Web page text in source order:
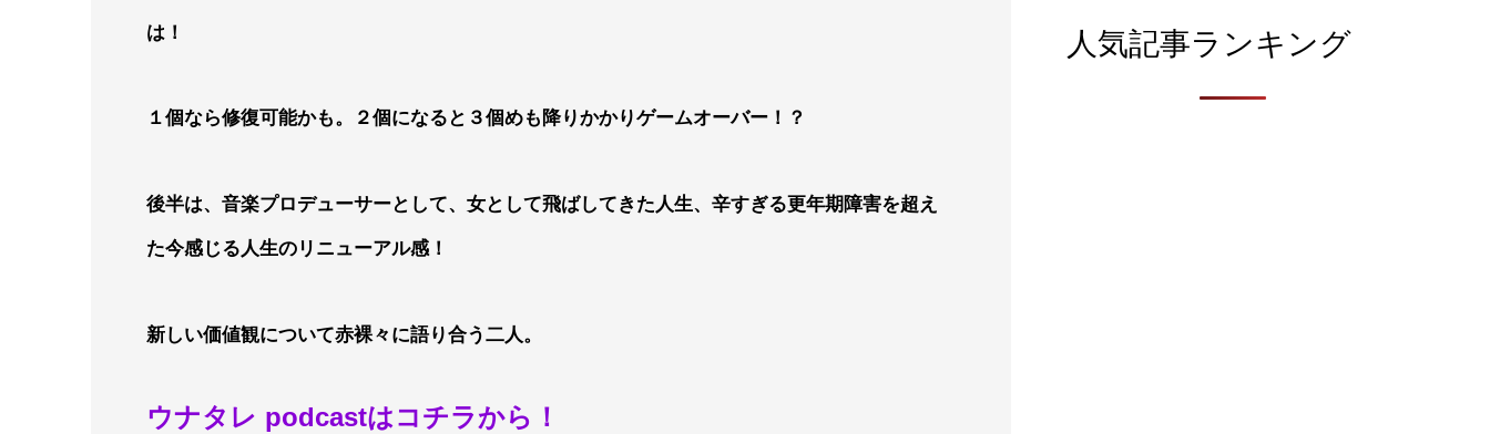
は！
１個なら修復可能かも。２個になると３個めも降りかかりゲームオーバー！？
後半は、音楽プロデューサーとして、女として飛ばしてきた人生、辛すぎる更年期障害を超え
た今感じる人生のリニューアル感！
新しい価値観について赤裸々に語り合う二人。
ウナタレ podcastはコチラから！
人気記事ランキング